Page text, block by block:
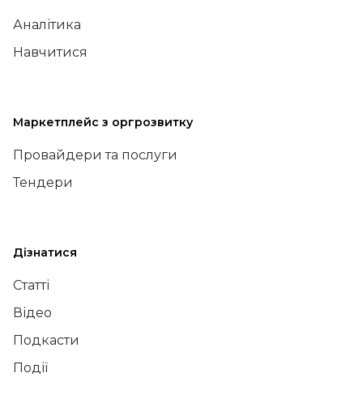
Аналітика
Навчитися
Маркетплейс з оргрозвитку
Провайдери та послуги
Тендери
Дізнатися
Статті
Відео
Подкасти
Події